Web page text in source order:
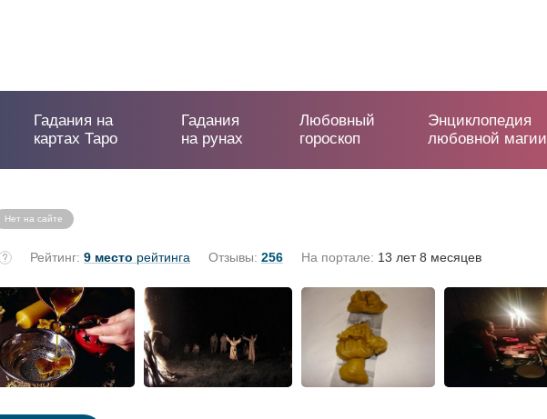
Гадания на
картах Таро
Гадания
на рунах
Любовный
гороскоп
Энциклопедия
любовной магии
Нет на сайте
Рейтинг: 9 место рейтинга Отзывы: 256 На портале: 13 лет 8 месяцев